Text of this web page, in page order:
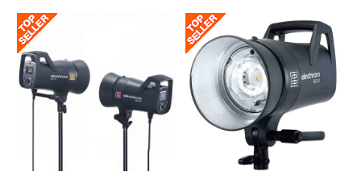
Inkl. Moms
Pris
I lager